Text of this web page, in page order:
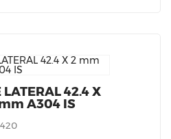
42.4 X
A304 IS